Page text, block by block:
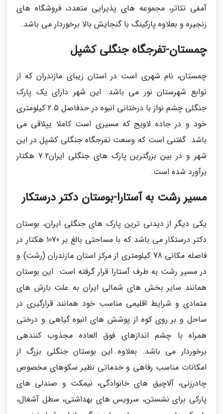
آمفی تئاتر، مجموعه های پذیرایی متعدد، فروشگاه های
زنجیره و بعلاوه پارکینگ با گنجایش بالا برخوردار می باشد.
چمستان-تفرجگاه جنگلی کشپل
چمستان، نام شهری است در استان زیبای مازندران که از
توابع شهرستان نور می باشد. این شهر دارای یک پارک
جنگلی چشم نواز با درختانی انبوه در حدفاصل 2.5 کیلومتری
خود و در جاده لاویج که مسیری است کاملا ییلاقی می
باشد. گفتنی است که وسعت تفرجگاه جنگلی کشپل در این
شهر و در بین بزرگترین پارک های جنگلی ایران7.2 هکتار
برآورد شده است.
مسیر رشت به آستارا-بوستان دکتر درستکار
یکی دیگر از دیدنی ترین پارک های جنگلی ایران، بوستان
دکتر درستکار می باشد که با مساحتی بالغ بر 1070 هکتار در
فاصله مکانی 78 کیلومتری از مرکز استان مازندران (رشت) و
در مسیر رشت به طرف آستارا قرار گرفته است. این بوستان
همانند سایر بخش های شمالی ایران به علت بارش های
متمادی و شرایط اقلیمی مناسب خود همانند قرارگیری در
ساحل و بر روی کوه از پوشش های انبوه گیاهی و درختی
همراه با چشم اندازهای فوق العاده مجذوب کنندهی
برخوردار می باشد. بعلاوه این بوستان جنگلی بزرگ از
امکانات مناسب رفاهی و خدماتی نظیر سکوهای مخصوص
چادرزنی، آلاچیق های خانوادگی، نیمکت و صندلی های
پارکی برای نشستن، سرویس های بهداشتی، سطل آشغال،